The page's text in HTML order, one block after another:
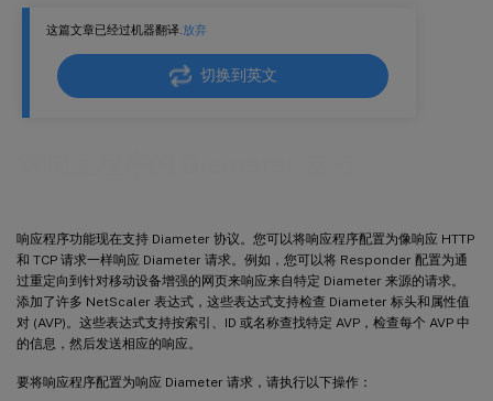
这篇文章已经过机器翻译.放弃
切换到英文
响应程序功能现在支持 Diameter 协议。您可以将响应程序配置为像响应 HTTP
和 TCP 请求一样响应 Diameter 请求。例如，您可以将 Responder 配置为通
过重定向到针对移动设备增强的网页来响应来自特定 Diameter 来源的请求。
添加了许多 NetScaler 表达式，这些表达式支持检查 Diameter 标头和属性值
对 (AVP)。这些表达式支持按索引、ID 或名称查找特定 AVP，检查每个 AVP 中
的信息，然后发送相应的响应。
要将响应程序配置为响应 Diameter 请求，请执行以下操作：